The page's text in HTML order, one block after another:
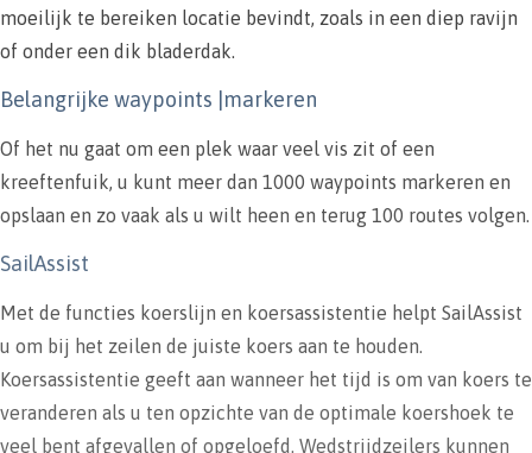
moeilijk te bereiken locatie bevindt, zoals in een diep ravijn
of onder een dik bladerdak.
Belangrijke waypoints |markeren
Of het nu gaat om een plek waar veel vis zit of een
kreeftenfuik, u kunt meer dan 1000 waypoints markeren en
opslaan en zo vaak als u wilt heen en terug 100 routes volgen.
SailAssist
Met de functies koerslijn en koersassistentie helpt SailAssist
u om bij het zeilen de juiste koers aan te houden.
Koersassistentie geeft aan wanneer het tijd is om van koers te
veranderen als u ten opzichte van de optimale koershoek te
veel bent afgevallen of opgeloefd. Wedstrijdzeilers kunnen